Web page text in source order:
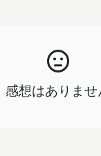
所を視察しにいった
ィを灰にすると脅す
を要求する。しかし
ろとも爆破するとい
べく、ケイたちが奔
感想はありませ